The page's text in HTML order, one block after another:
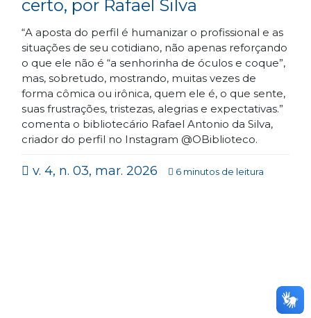
certo, por Rafael Silva
“A aposta do perfil é humanizar o profissional e as
situações de seu cotidiano, não apenas reforçando
o que ele não é “a senhorinha de óculos e coque”,
mas, sobretudo, mostrando, muitas vezes de
forma cômica ou irônica, quem ele é, o que sente,
suas frustrações, tristezas, alegrias e expectativas.”
comenta o bibliotecário Rafael Antonio da Silva,
criador do perfil no Instagram @OBiblioteco.
v. 4, n. 03, mar. 2026 6 minutos de leitura